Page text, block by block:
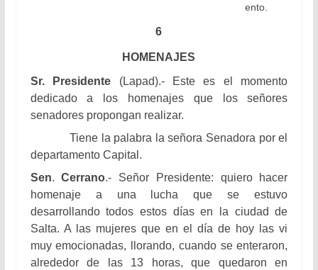
ento.
6
HOMENAJES
Sr. Presidente (Lapad).- Este es el momento
dedicado a los homenajes que los señores
senadores propongan realizar.
Tiene la palabra la señora Senadora por el
departamento Capital.
Sen.Cerrano.- Señor Presidente: quiero hacer
homenaje a una lucha que se estuvo
desarrollando todos estos días en la ciudad de
Salta. A las mujeres que en el día de hoy las vi
muy emocionadas, llorando, cuando se enteraron,
alrededor de las 13 horas, que quedaron en